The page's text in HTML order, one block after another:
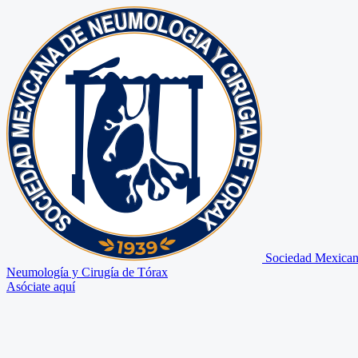
Sociedad
Neumología y Cirugía de Tórax
Asóciate aquí